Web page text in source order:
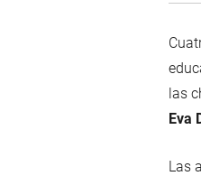
las
Eva
Las